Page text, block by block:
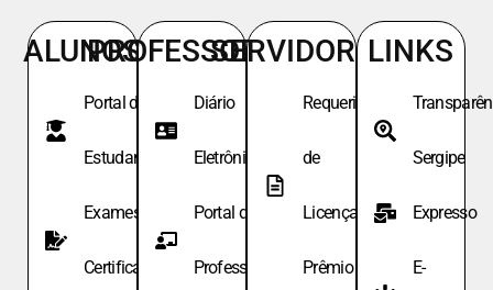
ALUNOS
Portal do
Estudante
Exames de
Certificação
PROFESSORES
Diário
Eletrônico
Portal do
Professor
SERVIDORES
Requeri.
de
Licença
Prêmio
LINKS
Sergipe
Expresso
E-